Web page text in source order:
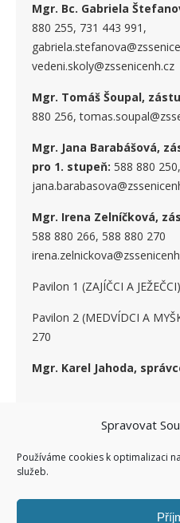
Spravovat
Používáme cookies k optimalizaci
služeb.
Mgr. Bc. Gabriela
880 255, 731 443 991,
vedeni.skoly@zssenicenh.cz
Mgr. Tomáš Šoupal,
880 256,
Mgr. Jana Barabášová,
pro 1. stupeň: 588 880 250,
Mgr. Irena Zelníčková,
588 880 266, 588 880 270
Pavilon 1 (ZAJÍČCI A
Pavilon 2 (MEDVÍDCI A
270
Mgr. Karel Jahoda,